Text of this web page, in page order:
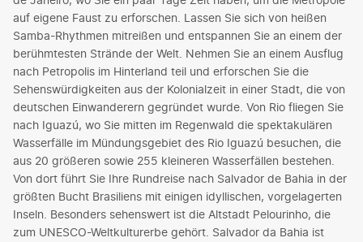
auf eigene Faust zu erforschen. Lassen Sie sich von heißen
Samba-Rhythmen mitreißen und entspannen Sie an einem der
berühmtesten Strände der Welt. Nehmen Sie an einem Ausflug
nach Petropolis im Hinterland teil und erforschen Sie die
Sehenswürdigkeiten aus der Kolonialzeit in einer Stadt, die von
deutschen Einwanderern gegründet wurde. Von Rio fliegen Sie
nach Iguazú, wo Sie mitten im Regenwald die spektakulären
Wasserfälle im Mündungsgebiet des Rio Iguazú besuchen, die
aus 20 größeren sowie 255 kleineren Wasserfällen bestehen.
Von dort führt Sie Ihre Rundreise nach Salvador de Bahia in der
größten Bucht Brasiliens mit einigen idyllischen, vorgelagerten
Inseln. Besonders sehenswert ist die Altstadt Pelourinho, die
zum UNESCO-Weltkulturerbe gehört. Salvador da Bahia ist